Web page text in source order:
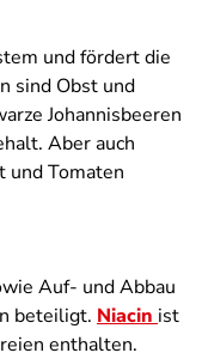
und fördert die
sind Obst und
Johannisbeeren
Aber auch
und Tomaten
Auf- und Abbau
beteiligt. Niacin ist
enthalten.